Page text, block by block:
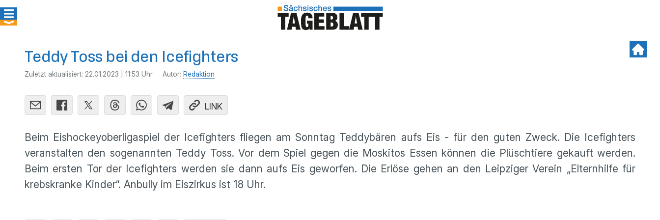
Teddy Toss bei den Icefighters
Zuletzt aktualisiert: 22.01.2023 | 11:53 Uhr Autor: Redaktion
LINK
Beim Eishockeyoberligaspiel der Icefighters fliegen am Sonntag Teddybären aufs Eis - für den guten Zweck. Die Icefighters
veranstalten den sogenannten Teddy Toss. Vor dem Spiel gegen die Moskitos Essen können die Plüschtiere gekauft werden.
Beim ersten Tor der Icefighters werden sie dann aufs Eis geworfen. Die Erlöse gehen an den Leipziger Verein „Elternhilfe für
krebskranke Kinder“. Anbully im Eiszirkus ist 18 Uhr.